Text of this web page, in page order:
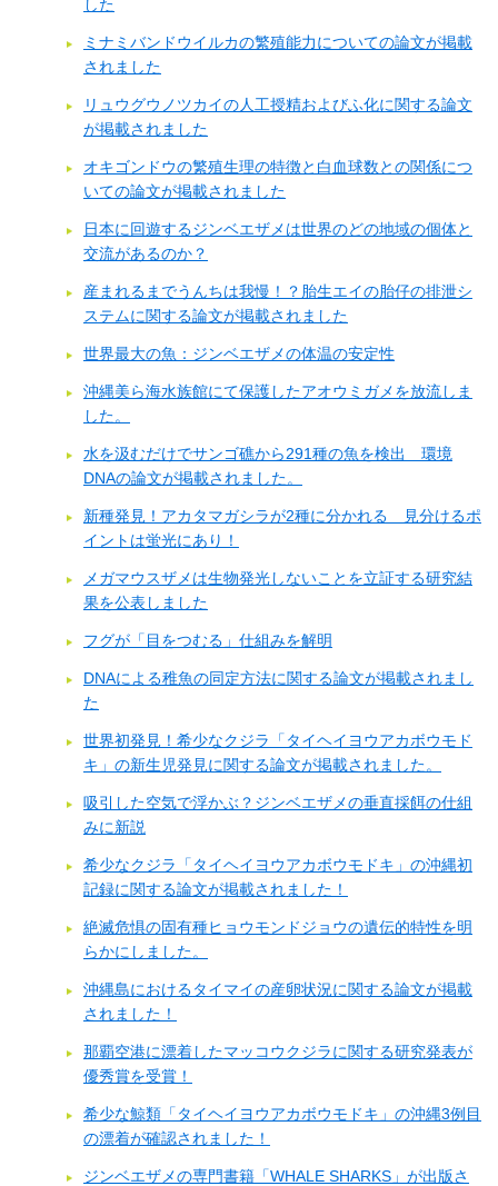
した
ミナミバンドウイルカの繁殖能力についての論文が掲載
されました
リュウグウノツカイの人工授精およびふ化に関する論文
が掲載されました
オキゴンドウの繁殖生理の特徴と白血球数との関係につ
いての論文が掲載されました
日本に回遊するジンベエザメは世界のどの地域の個体と
交流があるのか？
産まれるまでうんちは我慢！？胎生エイの胎仔の排泄シ
ステムに関する論文が掲載されました
世界最大の魚：ジンベエザメの体温の安定性
沖縄美ら海水族館にて保護したアオウミガメを放流しま
した。
水を汲むだけでサンゴ礁から291種の魚を検出 環境
DNAの論文が掲載されました。
新種発見！アカタマガシラが2種に分かれる 見分けるポ
イントは蛍光にあり！
メガマウスザメは生物発光しないことを立証する研究結
果を公表しました
フグが「目をつむる」仕組みを解明
DNAによる稚魚の同定方法に関する論文が掲載されまし
た
世界初発見！希少なクジラ「タイヘイヨウアカボウモド
キ」の新生児発見に関する論文が掲載されました。
吸引した空気で浮かぶ？ジンベエザメの垂直採餌の仕組
みに新説
希少なクジラ「タイヘイヨウアカボウモドキ」の沖縄初
記録に関する論文が掲載されました！
絶滅危惧の固有種ヒョウモンドジョウの遺伝的特性を明
らかにしました。
沖縄島におけるタイマイの産卵状況に関する論文が掲載
されました！
那覇空港に漂着したマッコウクジラに関する研究発表が
優秀賞を受賞！
希少な鯨類「タイヘイヨウアカボウモドキ」の沖縄3例目
の漂着が確認されました！
ジンベエザメの専門書籍「WHALE SHARKS」が出版さ